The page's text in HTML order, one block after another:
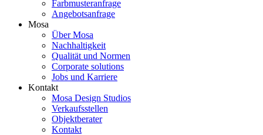
Farbmusteranfrage
Angebotsanfrage
Mosa
Über Mosa
Nachhaltigkeit
Qualität und Normen
Corporate solutions
Jobs und Karriere
Kontakt
Mosa Design Studios
Verkaufsstellen
Objektberater
Kontakt